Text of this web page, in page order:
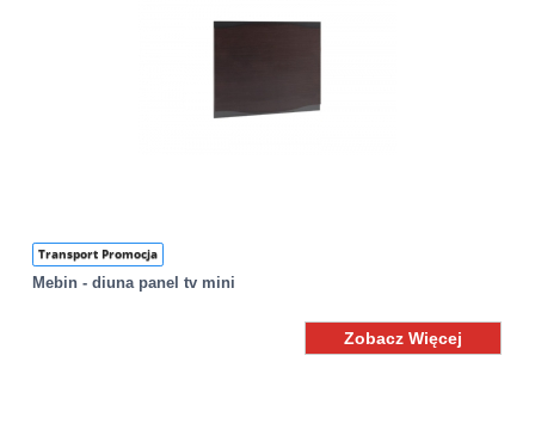
Transport Promocja
Mebin - diuna panel tv mini
Zobacz Więcej